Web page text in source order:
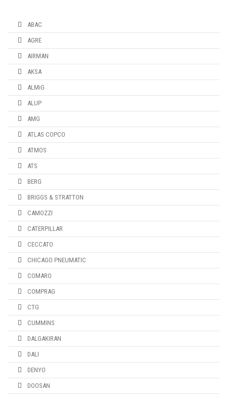
ABAC
AGRE
AIRMAN
AKSA
ALMiG
ALUP
AMG
ATLAS COPCO
ATMOS
ATS
BERG
BRIGGS & STRATTON
CAMOZZI
CATERPILLAR
CECCATO
CHICAGO PNEUMATIC
COMARO
COMPRAG
CTG
CUMMINS
DALGAKIRAN
DALI
DENYO
DOOSAN